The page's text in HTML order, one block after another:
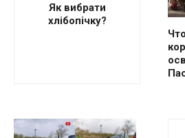
Як вибрати
хлібопічку?